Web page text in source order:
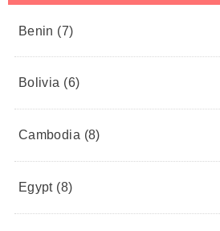
Benin (7)
Bolivia (6)
Cambodia (8)
Egypt (8)